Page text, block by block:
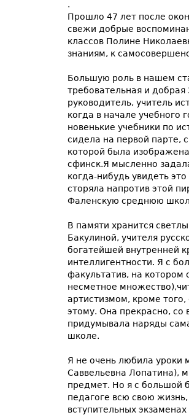
.
Прошло 47 лет после
свежи добрые
классов Полине
знаниям, к
Большую роль в нашем
требовательная и
руководитель, учитель
когда в начале учебного
новенькие учебники по
сидела на первой парте,
которой была
сфинск.Я мысленно
когда-нибудь увидеть
сторяла напротив этой
Фаленскую среднюю
В памяти хранится
Бакулиной, учителя
богатейшей внутренней
интеллигентности. Я с
факультатив, на котором
несметное
артистизмом, кроме
этому. Она прекрасно, со
придумывала наряды
школе.
Я не очень любила уроки
Саввельевна Лопатина),
предмет. Но я с большой
педагоге всю свою
вступительных